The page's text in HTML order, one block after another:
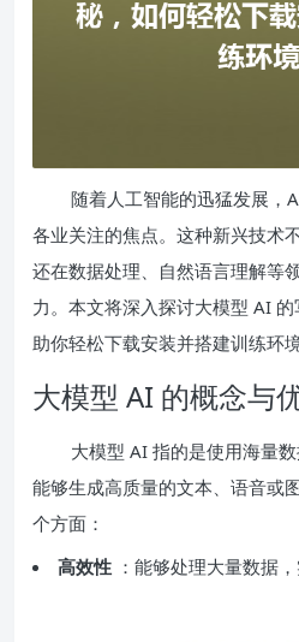
随着人工智能的迅猛发展，
各业关注的焦点。这种新兴技术
还在数据处理、自然语言理解等
力。本文将深入探讨大模型 AI
助你轻松下载安装并搭建训练环境
大模型 AI 的概念与
大模型 AI 指的是使用海量
能够生成高质量的文本、语音或
个方面：
高效性 ：能够处理大量数据